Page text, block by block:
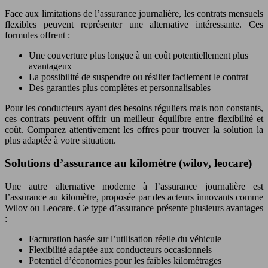
Face aux limitations de l’assurance journalière, les contrats mensuels
flexibles peuvent représenter une alternative intéressante. Ces
formules offrent :
Une couverture plus longue à un coût potentiellement plus
avantageux
La possibilité de suspendre ou résilier facilement le contrat
Des garanties plus complètes et personnalisables
Pour les conducteurs ayant des besoins réguliers mais non constants,
ces contrats peuvent offrir un meilleur équilibre entre flexibilité et
coût. Comparez attentivement les offres pour trouver la solution la
plus adaptée à votre situation.
Solutions d’assurance au kilomètre (wilov, leocare)
Une autre alternative moderne à l’assurance journalière est
l’assurance au kilomètre, proposée par des acteurs innovants comme
Wilov ou Leocare. Ce type d’assurance présente plusieurs avantages
:
Facturation basée sur l’utilisation réelle du véhicule
Flexibilité adaptée aux conducteurs occasionnels
Potentiel d’économies pour les faibles kilométrages